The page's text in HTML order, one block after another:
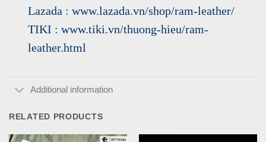
Lazada :www.lazada.vn/shop/ram-leather/
TIKI :www.tiki.vn/thuong-hieu/ram-
leather.html
Additional information
RELATED PRODUCTS